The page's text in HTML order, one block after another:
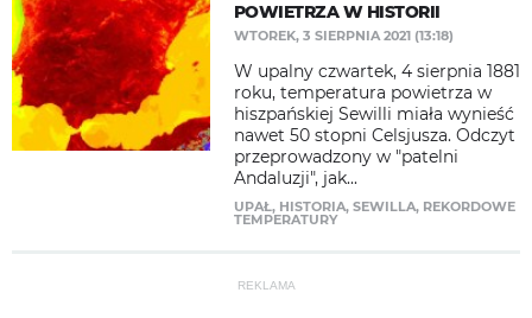
POWIETRZA W HISTORII
WTOREK, 3 SIERPNIA 2021 (13:18)
W upalny czwartek, 4 sierpnia 1881
roku, temperatura powietrza w
hiszpańskiej Sewilli miała wynieść
nawet 50 stopni Celsjusza. Odczyt
przeprowadzony w "patelni
Andaluzji", jak...
UPAŁ, HISTORIA, SEWILLA, REKORDOWE
TEMPERATURY
REKLAMA